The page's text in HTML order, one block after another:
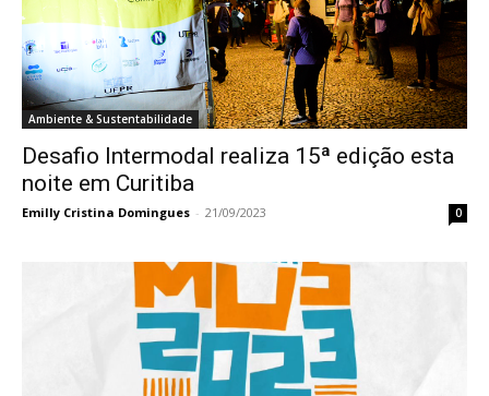
Ambiente & Sustentabilidade
Desafio Intermodal realiza 15ª edição esta
noite em Curitiba
Emilly Cristina Domingues - 21/09/2023 0